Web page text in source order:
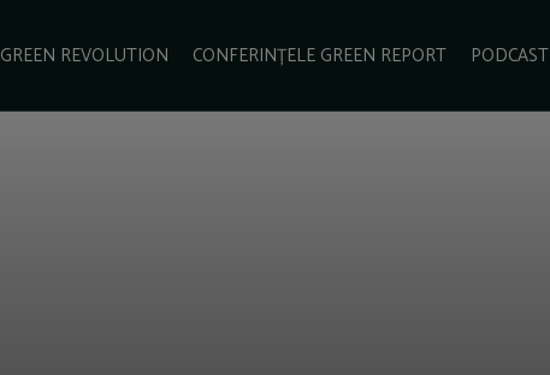
GREEN REVOLUTION CONFERINȚELE GREEN REPORT PODCAST
SCHIMBĂRI CLIMATICE